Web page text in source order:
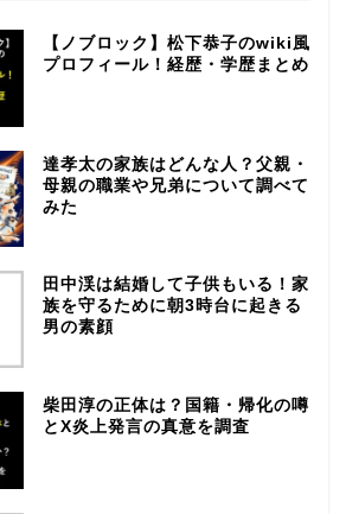
【ノブロック】松下恭子のwiki風
プロフィール！経歴・学歴まとめ
達孝太の家族はどんな人？父親・
母親の職業や兄弟について調べて
みた
田中渓は結婚して子供もいる！家
族を守るために朝3時台に起きる
男の素顔
柴田淳の正体は？国籍・帰化の噂
とX炎上発言の真意を調査